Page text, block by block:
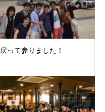
戻って参りました！